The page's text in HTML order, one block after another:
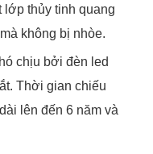
lớp thủy tinh quang
không bị nhòe.
chịu bởi đèn led
Thời gian chiếu
lên đến 6 năm và